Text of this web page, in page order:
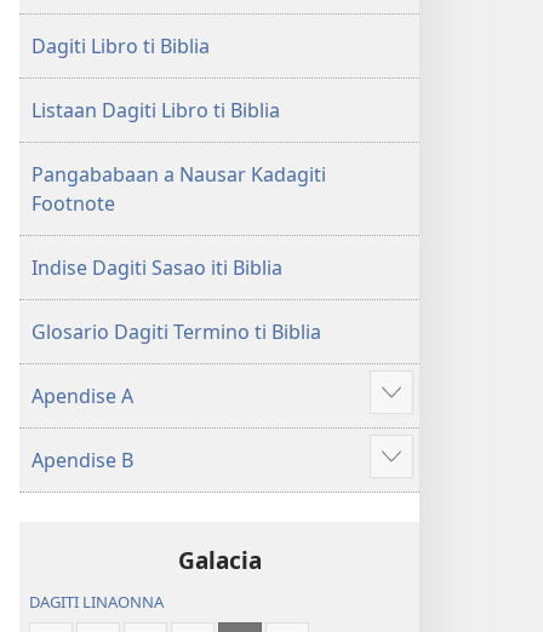
a
Patarus
ti
Nasantuan
a
Kasuratan
Lubong
Patarus
ti
Nasantuan
a
Kasuratan
adu
Dagiti Libro ti Biblia
Listaan Dagiti Libro ti Biblia
Pangababaan a Nausar Kadagiti
Footnote
Indise Dagiti Sasao iti Biblia
Glosario Dagiti Termino ti Biblia
Apendise A
Ipakita
ti
ad-
adu
Apendise B
Ipakita
ti
Galacia
DAGITI LINAONNA